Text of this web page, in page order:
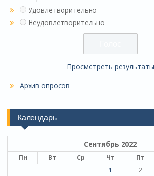
Удовлетворительно
Неудовлетворительно
Просмотреть результаты
Архив опросов
Календарь
Сентябрь 2022
Пн Вт Ср Чт Пт
1
2